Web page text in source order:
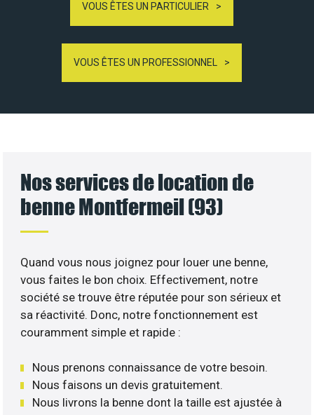
VOUS ÊTES UN PARTICULIER
VOUS ÊTES UN PROFESSIONNEL
Nos services de location de
benne Montfermeil (93)
Quand vous nous joignez pour louer une benne,
vous faites le bon choix. Effectivement, notre
société se trouve être réputée pour son sérieux et
sa réactivité. Donc, notre fonctionnement est
couramment simple et rapide :
Nous prenons connaissance de votre besoin.
Nous faisons un devis gratuitement.
Nous livrons la benne dont la taille est ajustée à